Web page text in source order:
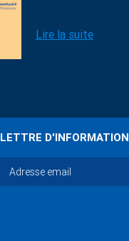
Lire la suite
LETTRE D'INFORMATION